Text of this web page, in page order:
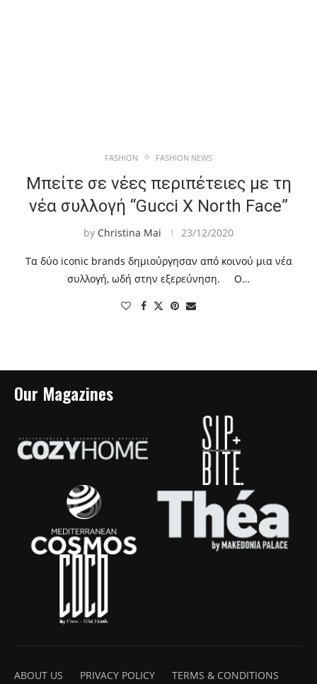
FASHION FASHION NEWS
Μπείτε σε νέες περιπέτειες με τη
νέα συλλογή “Gucci X North Face”
by Christina Mai 23/12/2020
Τα δύο iconic brands δημιούργησαν από κοινού μια νέα
συλλογή, ωδή στην εξερεύνηση. Ο…
Our Magazines
ABOUT US PRIVACY POLICY
TERMS & CONDITIONS